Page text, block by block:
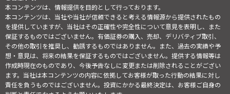
本コンテンツは、情報提供を目的として行っております。
本コンテンツは、当社や当社が信頼できると考える情報源から提供されたもの
を提供していますが、当社はその正確性や完全性について意見を表明し、また
保証するものではございません。有価証券の購入、売却、デリバティブ取引、
その他の取引を推奨し、勧誘するものではありません。また、過去の実績や予
想・意見は、将来の結果を保証するものではございません。提供する情報等は
作成時現在のものであり、今後予告なしに変更または削除されることがござい
ます。当社は本コンテンツの内容に依拠してお客様が取った行動の結果に対し
責任を負うものではございません。投資にかかる最終決定は、お客様ご自身の